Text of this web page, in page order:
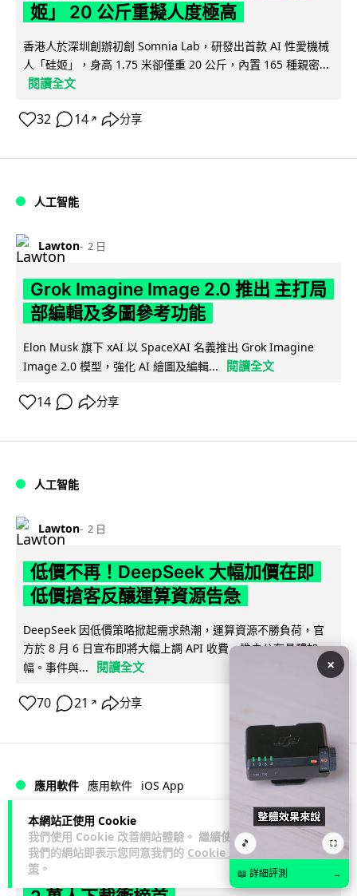
本網站正使用 Cookie
我們使用 Cookie 改善網站體驗。 繼續使用
我們的網站即表示您同意我們的 Cookie 政
策 。
姬」 20 公斤重擬人度極高
香港人於深圳創辦初創 Somnia Lab，研發出首款 AI 性愛機械
人「硅姬」，身高 1.75 米卻僅重 20 公斤，內置 165 種親密...
閱讀全文
32 14 ↗ 分享
人工智能
Lawton 2 日
Grok Imagine Image 2.0 推出 主打局
部編輯及多圖參考功能
Elon Musk 旗下 xAI 以 SpaceXAI 名義推出 Grok Imagine
Image 2.0 模型，強化 AI 繪圖及編輯...
閱讀全文
14 分享
人工智能
Lawton 2 日
低價不再！DeepSeek 大幅加價在即
低價搶客反釀運算資源告急
DeepSeek 因低價策略掀起需求熱潮，運算資源不勝負荷，官
方於 8 月 6 日宣布即將大幅上調 API 收費，惟未公布具體加
幅。事件與...
閱讀全文
70 21 ↗ 分享
應用軟件 應用軟件 iOS App
Lawton 2 日
首爾大生 2 星期開發防曬地圖 一日暴增
×
🎵 ⛶
📖 詳細評測 →